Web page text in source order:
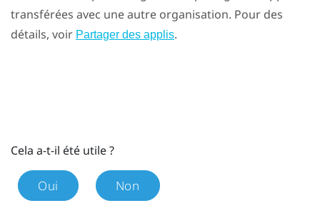
transférées avec une autre organisation. Pour des
détails, voir Partager des applis.
Cela a-t-il été utile ?
Oui Non